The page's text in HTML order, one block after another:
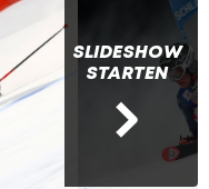
SLIDESHOW
STARTEN